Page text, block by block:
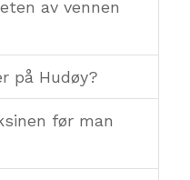
av vennen
på Hudøy?
før man